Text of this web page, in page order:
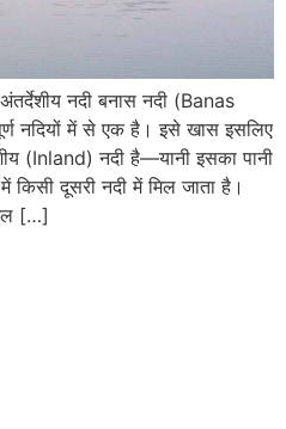
नदी बनास नदी (Banas
नदियों में से एक है। इसे खास इसलिए
(Inland) नदी है—यानी इसका पानी
दूसरी नदी में मिल जाता है।
[…]